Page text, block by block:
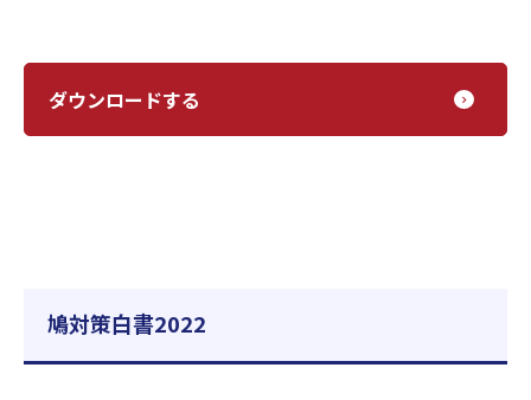
ダウンロードする
鳩対策白書2022